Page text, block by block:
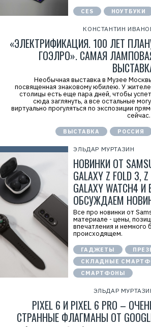
CES НОУТБУКИ
КОНСТАНТИН
«ЭЛЕКТРИФИКАЦИЯ. 100 ЛЕТ
ГОЭЛРО». САМАЯ
Необычная выставка в Музее
посвященная знаковому юбилею. У
столицы есть еще пара дней, чтобы
сюда заглянуть, а все остальные
виртуально прогуляться по экспозиции
ВЫСТАВКА РОССИЯ
ЭЛЬДАР МУРТАЗИН
НОВИНКИ ОТ
GALAXY Z FOLD 3,
GALAXY WATCH4 И
ОБСУЖДАЕМ
Все про новинки от
материале - цены,
впечатления и немного
происходящем.
ГАДЖЕТЫ
СКЛАДНЫЕ
СМАРТФОНЫ
ЭЛЬДАР
PIXEL 6 И PIXEL 6 PRO –
СТРАННЫЕ ФЛАГМАНЫ ОТ